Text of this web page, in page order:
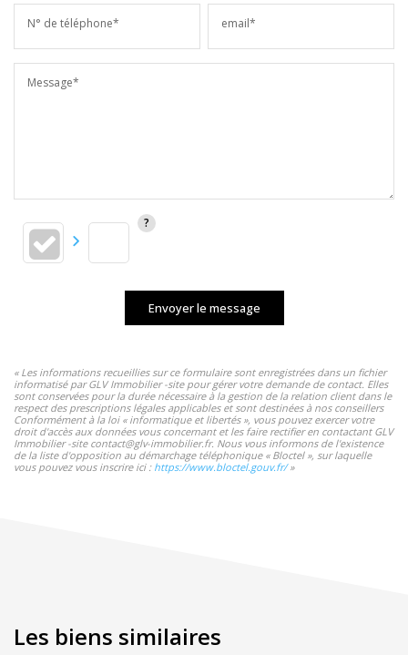
N° de téléphone* email*
Message*
Envoyer le message
« Les informations recueillies sur ce formulaire sont enregistrées dans un fichier
informatisé par GLV Immobilier -site pour gérer votre demande de contact. Elles
sont conservées pour la durée nécessaire à la gestion de la relation client dans le
respect des prescriptions légales applicables et sont destinées à nos conseillers
Conformément à la loi « informatique et libertés », vous pouvez exercer votre
droit d'accès aux données vous concernant et les faire rectifier en contactant GLV
Immobilier -site contact@glv-immobilier.fr. Nous vous informons de l'existence
de la liste d'opposition au démarchage téléphonique « Bloctel », sur laquelle
vous pouvez vous inscrire ici : https://www.bloctel.gouv.fr/»
Les biens similaires